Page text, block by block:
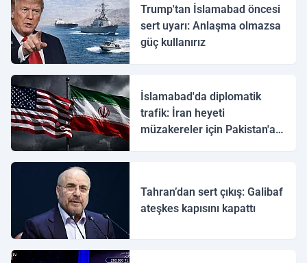
Trump'tan İslamabad öncesi
sert uyarı: Anlaşma olmazsa
güç kullanırız
İslamabad'da diplomatik
trafik: İran heyeti
müzakereler için Pakistan'a
Tahran’dan sert çıkış: Galibaf
ateşkes kapısını kapattı